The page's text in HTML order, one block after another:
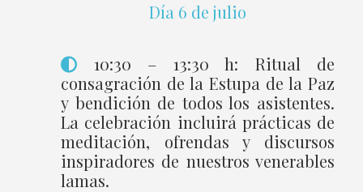
Día 6 de julio
10:30 – 13:30 h: Ritual de
consagración de la Estupa de la Paz
y bendición de todos los asistentes.
La celebración incluirá prácticas de
meditación, ofrendas y discursos
inspiradores de nuestros venerables
lamas.